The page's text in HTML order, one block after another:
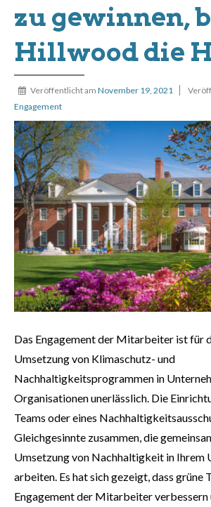
zu gewinnen,
Hillwood die
Veröffentlicht am November 19, 2021
Engagement
Das Engagement der Mitarbeiter ist für
Umsetzung von Klimaschutz- und
Nachhaltigkeitsprogrammen in
Organisationen unerlässlich. Die
Teams oder eines
Gleichgesinnte zusammen, die
Umsetzung von Nachhaltigkeit in Ihrem
arbeiten. Es hat sich gezeigt, dass grüne
Engagement der Mitarbeiter verbessern